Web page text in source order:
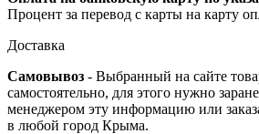
Процент за перевод с карты на карту
Доставка
Самовывоз - Выбранный на сайте
самостоятельно, для этого нужно
менеджером эту информацию или
в любой город Крыма.